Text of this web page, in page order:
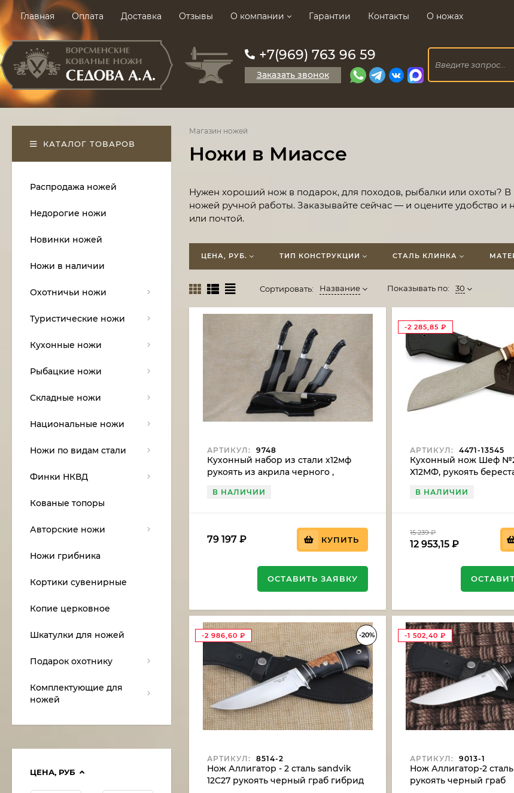
Главная Оплата Доставка Отзывы О компании Гарантии Контакты О ножах
+7(969) 763 96 59
Заказать звонок
Магазин ножей
Ножи в Миассе
​Нужен хороший нож в подарок, для походов, рыбалки или охоты? В
ножей ручной работы. Заказывайте сейчас — и оцените удобство
или почтой.
ЦЕНА, РУБ. ТИП КОНСТРУКЦИИ СТАЛЬ КЛИНКА
Сортировать: Название Показывать по: 30
АРТИКУЛ: 9748
Кухонный набор из стали х12мф
рукоять из акрила черного ,
В НАЛИЧИИ
79 197 ₽ КУПИТЬ
ОСТАВИТЬ ЗАЯВКУ
-2 285,85₽
АРТИКУЛ: 4471-13545
Кухонный нож Шеф №2
Х12МФ, рукоять
В НАЛИЧИИ
15 239₽
12 953,15₽
-20%
-2 986,60 ₽
АРТИКУЛ: 8514-2
Нож Аллигатор - 2 сталь sandvik
12C27 рукоять черный граб гибрид
-1 502,40₽
АРТИКУЛ: 9013-1
Нож Аллигатор-2 сталь
рукоять черный граб
КАТАЛОГ ТОВАРОВ
Распродажа ножей
Недорогие ножи
Новинки ножей
Ножи в наличии
Охотничьи ножи
Туристические ножи
Кухонные ножи
Рыбацкие ножи
Складные ножи
Национальные ножи
Ножи по видам стали
Финки НКВД
Кованые топоры
Авторские ножи
Ножи грибника
Кортики сувенирные
Копие церковное
Шкатулки для ножей
Подарок охотнику
Комплектующие для
ножей
ЦЕНА, РУБ